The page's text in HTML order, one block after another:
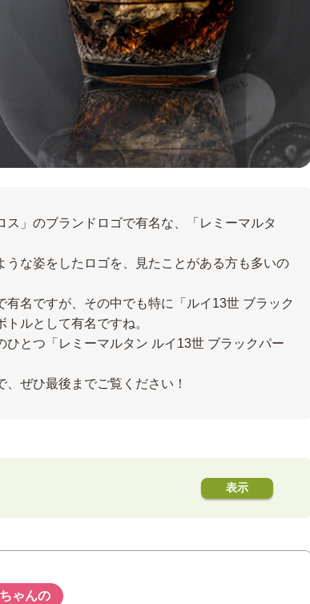
」のブランドロゴで有名な、「レミーマルタ
な姿をしたロゴを、見たことがある方も多いの
有名ですが、その中でも特に「ルイ13世 ブラック
ルとして有名ですね。
とつ「レミーマルタン ルイ13世 ブラックパー
ぜひ最後までご覧ください！
由来
ゃんの